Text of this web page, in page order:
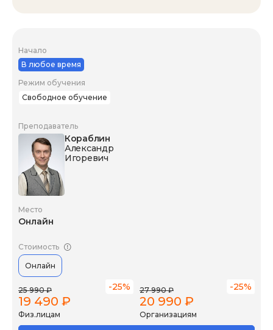
Начало
В любое время
Режим обучения
Свободное обучение
Преподаватель
Кораблин
Александр
Игоревич
Место
Онлайн
Стоимость
Онлайн
25 990 ₽ -25%
19 490 ₽
Физ.лицам
27 990 ₽ -25%
20 990 ₽
Организациям